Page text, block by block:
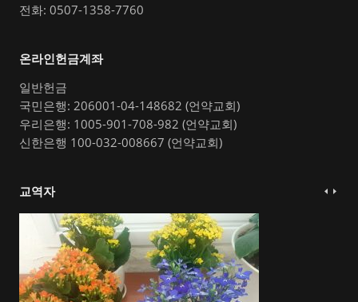
전화: 0507-1358-7760
온라인헌금계좌
일반헌금
국민은행: 206001-04-148682 (언약교회)
우리은행: 1005-901-708-982 (언약교회)
신한은행 100-032-008667 (언약교회)
교역자